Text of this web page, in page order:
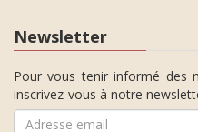
Newsletter
Pour vous tenir informé des
inscrivez-vous à notre